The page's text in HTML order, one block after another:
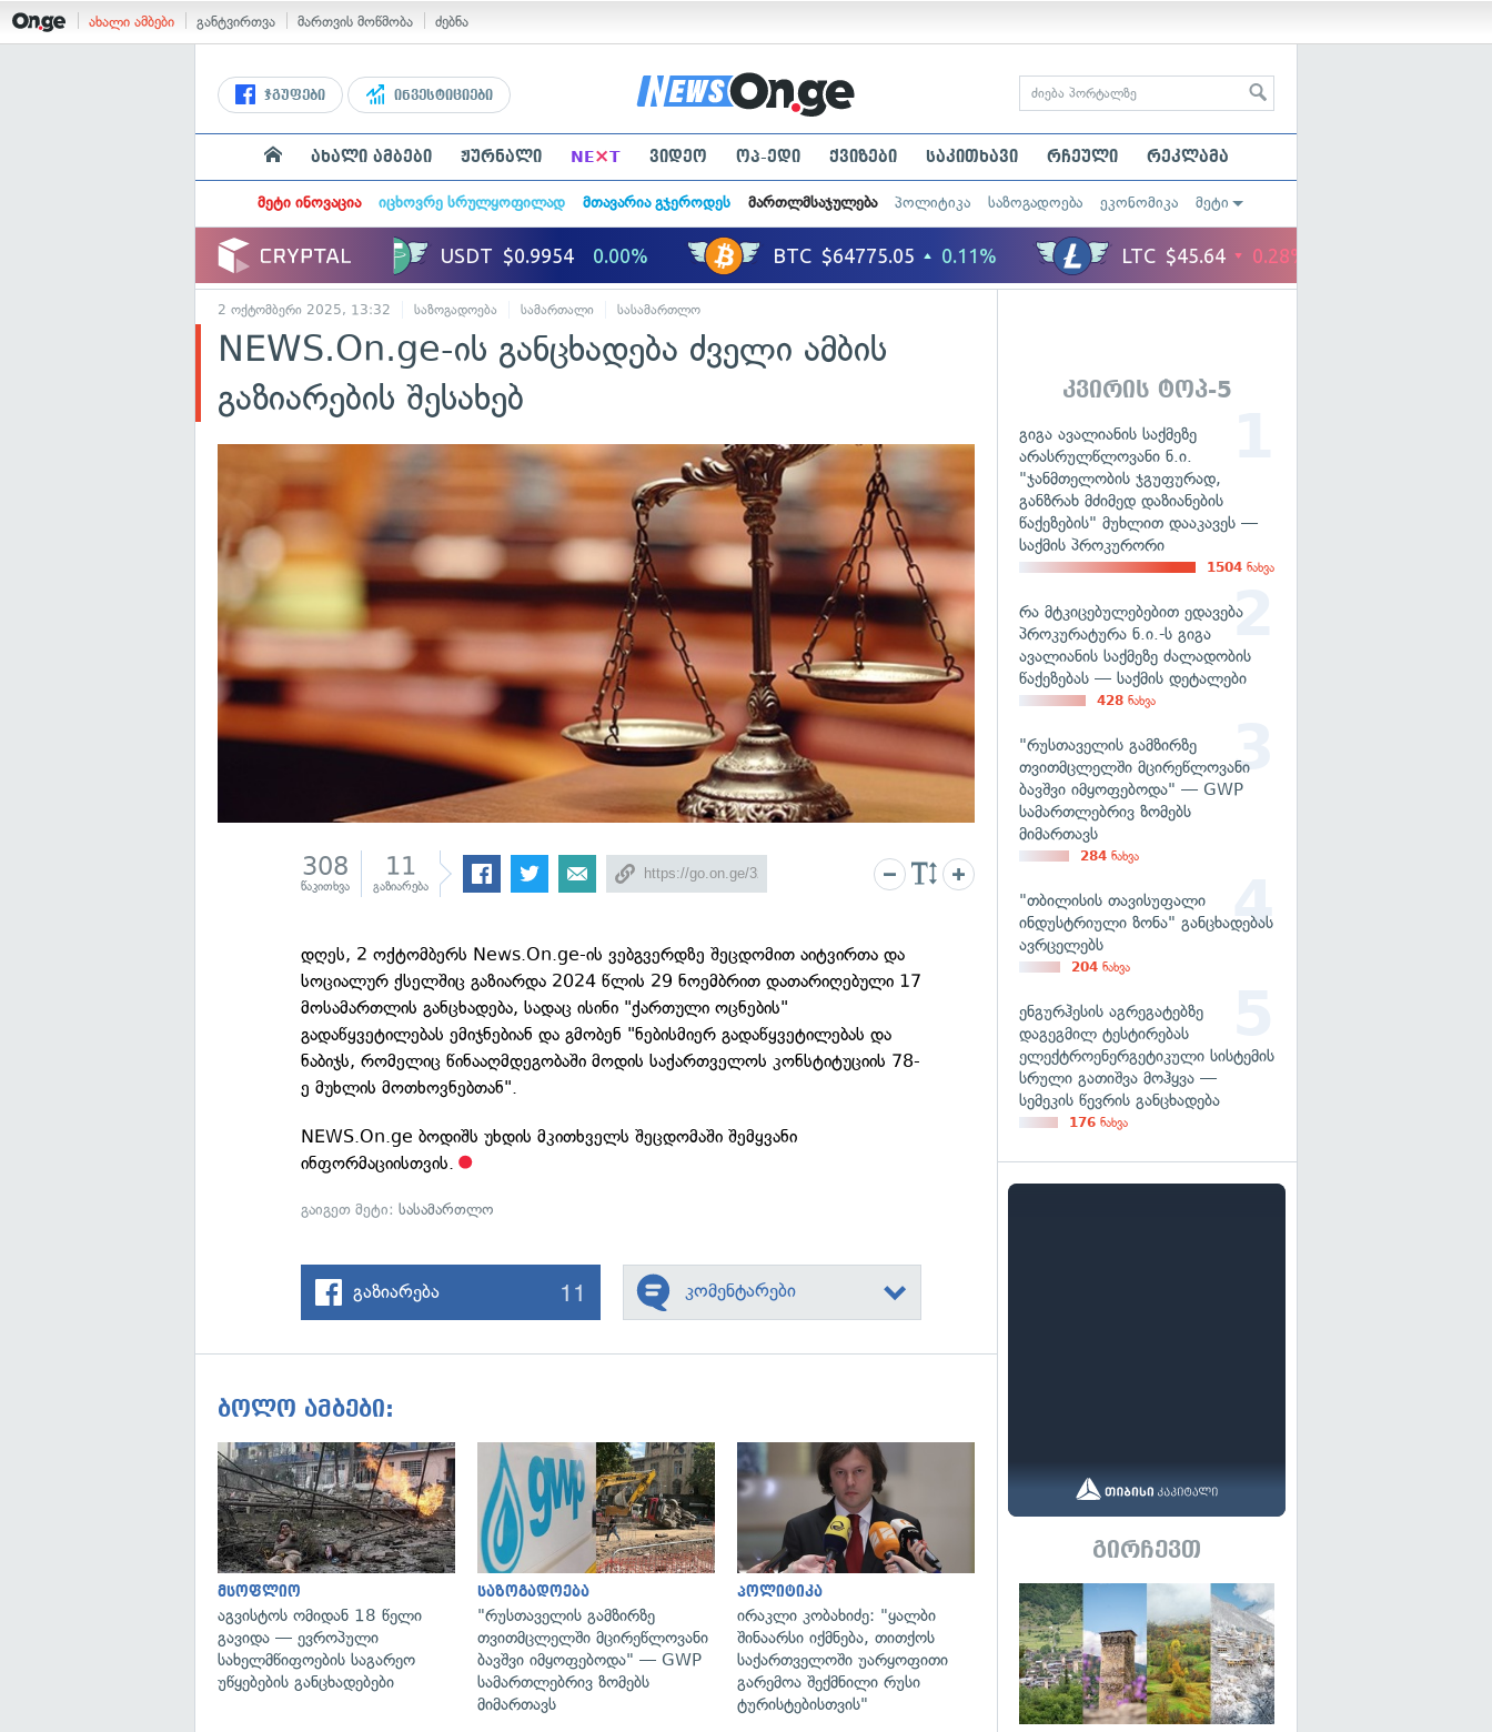
ახალი ამბები განტვირთვა მართვის მოწმობა ძებნა
ჯგუფები ინვესტიციები
ახალი ამბები ჟურნალი NE×T ვიდეო ოპ-ედი ქვიზები საკითხავი რჩეული რეკლამა
მეტი ინოვაცია იცხოვრე სრულყოფილად მთავარია გჯეროდეს მართლმსაჯულება პოლიტიკა საზოგადოება ეკონომიკა მეტი
2 ოქტომბერი 2025, 13:32 საზოგადოება სამართალი სასამართლო
NEWS.On.ge-ის განცხადება ძველი ამბის
გაზიარების შესახებ
308
წაკითხვა
11
გაზიარება
დღეს, 2 ოქტომბერს News.On.ge-ის ვებგვერდზე შეცდომით აიტვირთა და
სოციალურ ქსელშიც გაზიარდა 2024 წლის 29 ნოემბრით დათარიღებული 17
მოსამართლის განცხადება, სადაც ისინი "ქართული ოცნების"
გადაწყვეტილებას ემიჯნებიან და გმობენ "ნებისმიერ გადაწყვეტილებას და
ნაბიჯს, რომელიც წინააღმდეგობაში მოდის საქართველოს კონსტიტუციის 78-
ე მუხლის მოთხოვნებთან".
NEWS.On.ge ბოდიშს უხდის მკითხველს შეცდომაში შემყვანი
ინფორმაციისთვის.
გაიგეთ მეტი:სასამართლო
გაზიარება 11 კომენტარები
ბოლო ამბები:
გადახედვა
მსოფლიო
აგვისტოს ომიდან 18 წელი
გავიდა — ევროპული
სახელმწიფოების საგარეო
უწყებების განცხადებები
საზოგადოება
"რუსთაველის გამზირზე
თვითმცლელში მცირეწლოვანი
ბავშვი იმყოფებოდა" — GWP
სამართლებრივ ზომებს
მიმართავს
პოლიტიკა
ირაკლი კობახიძე: "ყალბი
შინაარსი იქმნება, თითქოს
საქართველოში უარყოფითი
გარემოა შექმნილი რუსი
ტურისტებისთვის"
კვირის ტოპ-5
გიგა ავალიანის საქმეზე
არასრულწლოვანი ნ.ი.
"ჯანმთელობის ჯგუფურად,
განზრახ მძიმედ დაზიანების
წაქეზების" მუხლით დააკავეს —
საქმის პროკურორი
1504 ნახვა
რა მტკიცებულებებით ედავება
პროკურატურა ნ.ი.-ს გიგა
ავალიანის საქმეზე ძალადობის
წაქეზებას — საქმის დეტალები
428 ნახვა
"რუსთაველის გამზირზე
თვითმცლელში მცირეწლოვანი
ბავშვი იმყოფებოდა" — GWP
სამართლებრივ ზომებს
მიმართავს
284 ნახვა
"თბილისის თავისუფალი
ინდუსტრიული ზონა" განცხადებას
ავრცელებს
204 ნახვა
ენგურჰესის აგრეგატებზე
დაგეგმილ ტესტირებას
ელექტროენერგეტიკული სისტემის
სრული გათიშვა მოჰყვა —
სემეკის წევრის განცხადება
176 ნახვა
გირჩევთ